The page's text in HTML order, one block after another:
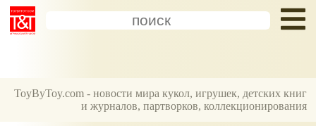
ToyByToy.com - новости мира кукол, игрушек, детских книг
и журналов, партворков, коллекционирования